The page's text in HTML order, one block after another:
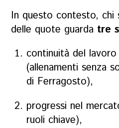
In questo contesto, chi
delle quote guarda tre
continuità del
(allenamenti senza
di Ferragosto),
progressi nel
ruoli chiave),